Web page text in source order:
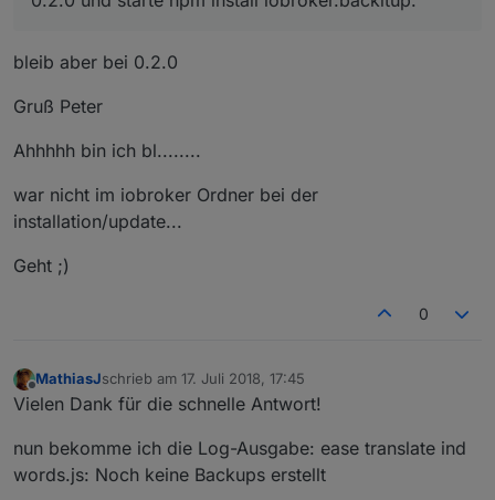
bleib aber bei 0.2.0
Gruß Peter
Ahhhhh bin ich bl........
war nicht im iobroker Ordner bei der
installation/update...
Geht ;)
0
Offline
MathiasJschrieb am 17. Juli 2018, 17:45
zuletzt editiert von
Vielen Dank für die schnelle Antwort!
nun bekomme ich die Log-Ausgabe: ease translate ind
words.js: Noch keine Backups erstellt